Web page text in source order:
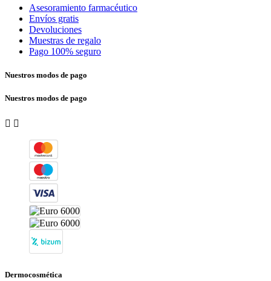
Asesoramiento farmacéutico
Envíos gratis
Devoluciones
Muestras de regalo
Pago 100% seguro
Nuestros modos de pago
Nuestros modos de pago
 
Dermocosmética